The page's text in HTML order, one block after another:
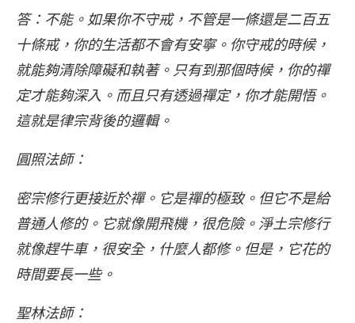
答：不能。如果你不守戒，不管是一條還是二百五
十條戒，你的生活都不會有安寧。你守戒的時候，
就能夠清除障礙和執著。只有到那個時候，你的禪
定才能夠深入。而且只有透過禪定，你才能開悟。
這就是律宗背後的邏輯。
圓照法師：
密宗修行更接近於禪。它是禪的極致。但它不是給
普通人修的。它就像開飛機，很危險。淨土宗修行
就像趕牛車，很安全，什麼人都修。但是，它花的
時間要長一些。
聖林法師：